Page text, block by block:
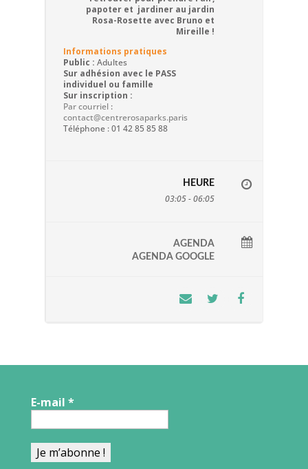
papoter et jardiner au jardin
Rosa-Rosette avec Bruno et
Mireille !
Informations pratiques
Public : Adultes
Sur adhésion avec le PASS
individuel ou famille
Sur inscription :
Par courriel :
contact@centrerosaparks.paris
Téléphone : 01 42 85 85 88
HEURE
03:05 - 06:05
AGENDA
AGENDA GOOGLE
E-mail *